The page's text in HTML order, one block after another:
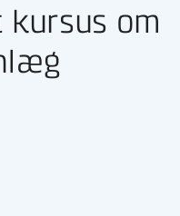
kursus om